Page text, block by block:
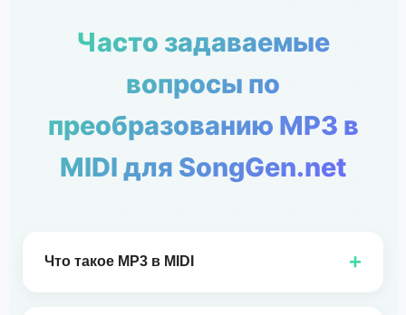
Часто задаваемые
вопросы по
преобразованию MP3 в
MIDI для SongGen.net
Что такое MP3 в MIDI +